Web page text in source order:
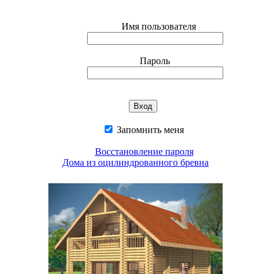
Имя пользователя
Пароль
Запомнить меня
Восстановление пароля
Дома из оцилиндрованного бревна